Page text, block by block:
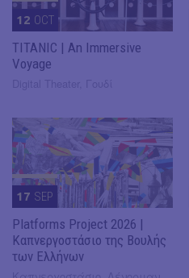
12 OCT
TITANIC | An Immersive
Voyage
17 SEP
Platforms Project 2026 |
Καπνεργοστάσιο της Βουλής
των Ελλήνων